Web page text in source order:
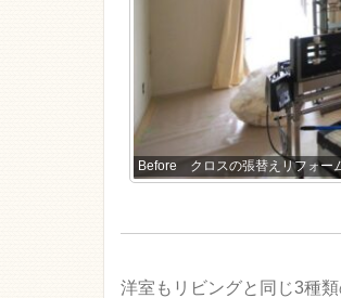
Before クロスの張替えリフォー
洋室もリビングと同じ3種